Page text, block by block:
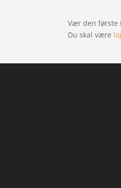
Vær den første
Du skal være